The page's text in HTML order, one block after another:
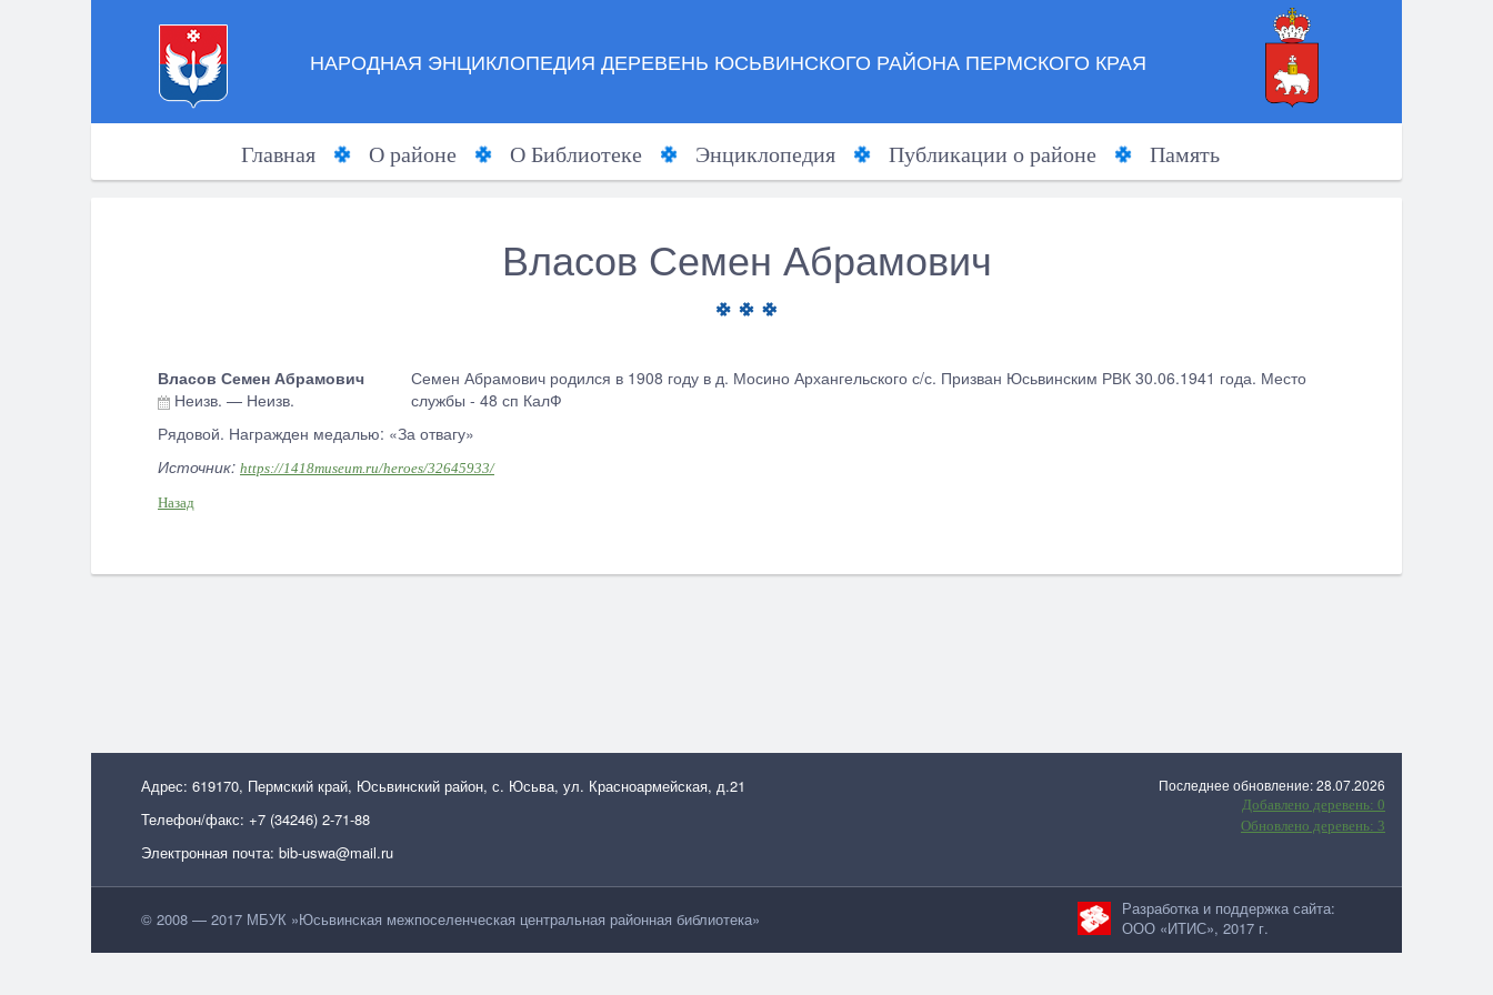
НАРОДНАЯ ЭНЦИКЛОПЕДИЯ ДЕРЕВЕНЬ ЮСЬВИНСКОГО РАЙОНА ПЕРМСКОГО КРАЯ
Главная О районе О Библиотеке Энциклопедия Публикации о районе Память
Власов Семен Абрамович
Власов Семен Абрамович
Неизв. — Неизв.
Семен Абрамович родился в 1908 году в д. Мосино Архангельского с/с. Призван Юсьвинским РВК 30.06.1941 года. Место
службы - 48 сп КалФ
Рядовой. Награжден медалью: «За отвагу»
Источник: https://1418museum.ru/heroes/32645933/
Назад
Адрес: 619170, Пермский край, Юсьвинский район, с. Юсьва, ул. Красноармейская, д.21
Телефон/факс: +7 (34246) 2-71-88
Электронная почта: bib-uswa@mail.ru
Последнее обновление: 28.07.2026
Добавлено деревень: 0
Обновлено деревень: 3
© 2008 — 2017 МБУК »Юсьвинская межпоселенческая центральная районная библиотека»
Разработка и поддержка сайта:
ООО «ИТИС», 2017 г.